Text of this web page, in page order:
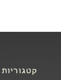
קטגוריות